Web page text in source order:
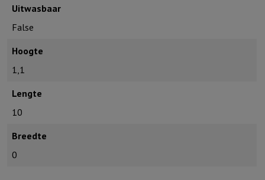
Uitwasbaar
False
Hoogte
1,1
Lengte
10
Breedte
0